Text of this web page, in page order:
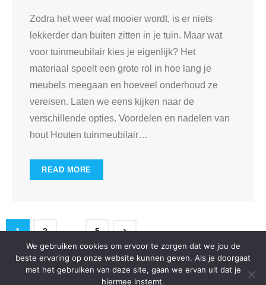
Zodra het weer wat mooier wordt, is er niets
lekkerder dan buiten zitten in je tuin. Maar wat
voor tuinmeubilair kies je eigenlijk? Het
materiaal speelt een grote rol in hoe lang je
meubels meegaan en hoeveel onderhoud ze
vereisen. Laten we eens kijken naar de
verschillende opties. Voordelen en nadelen van
hout Houten tuinmeubilair…
READ MORE
1 2 …
5
We gebruiken cookies om ervoor te zorgen dat we jou de
beste ervaring op onze website kunnen geven. Als je doorgaat
met het gebruiken van deze site, gaan we ervan uit dat je
hiermee instemt.